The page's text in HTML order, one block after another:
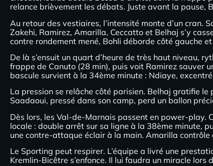
relance brièvement les débats. Juste avant la pause,
Au retour des vestiaires, l’intensité monte d’un cran.
Zakehi, Ramirez, Amarilla, Ceccatto et Belhaj s’y
contre rondement mené, Bohli déborde côté gauche
De là s’ensuit un quart d’heure de très haut niveau,
frappe de Canuto (28 min), puis voit Ramirez sauver
bascule survient à la 34ème minute : Ndiaye,
La pression se relâche côté parisien. Belhaj gratifie le
Saadaoui, pressé dans son camp, perd un ballon
Dès lors, les Val-de-Marnais passent en power-play.
locale : double arrêt sur sa ligne à la 38ème minute,
une contre-attaque éclair à la main. Amarilla
Le Sporting peut respirer. L’équipe a livré une
Kremlin-Bicêtre s’enfonce. Il lui faudra un miracle